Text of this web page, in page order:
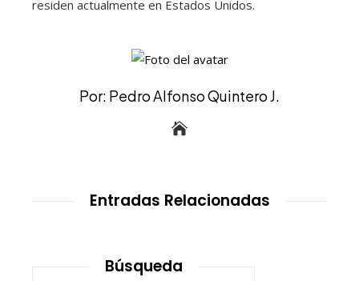
residen actualmente en Estados Unidos.
Por: Pedro Alfonso Quintero J.
Entradas Relacionadas
Búsqueda